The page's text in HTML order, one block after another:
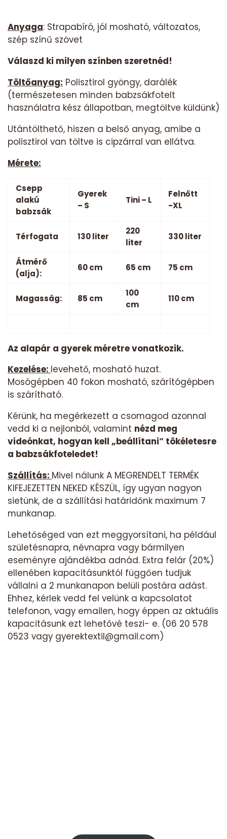
Anyaga: Strapabíró, jól mosható, változatos,
szép színű szövet
Válaszd ki milyen színben szeretnéd!
Töltőanyag: Polisztirol gyöngy, darálék
(természetesen minden babzsákfotelt
használatra kész állapotban, megtöltve küldünk)
Utántölthető, hiszen a belső anyag, amibe a
polisztirol van töltve is cipzárral van ellátva.
Mérete:
Csepp
alakú
babzsák
Gyerek
– S
Tini – L
Felnőtt
-XL
Térfogata 130 liter
220
liter
330 liter
Átmérő
(alja):
60 cm 65 cm 75 cm
Magasság: 85 cm
100
cm
110 cm
Az alapár a gyerek méretre vonatkozik.
Kezelése: levehető, mosható huzat.
Mosógépben 40 fokon mosható, szárítógépben
is szárítható.
Kérünk, ha megérkezett a csomagod azonnal
vedd ki a nejlonból, valamint nézd meg
videónkat, hogyan kell „beállítani” tökéletesre
a babzsákfoteledet!
Szállítás: Mivel nálunk A MEGRENDELT TERMÉK
KIFEJEZETTEN NEKED KÉSZÜL, így ugyan nagyon
sietünk, de a szállítási határidőnk maximum 7
munkanap.
Lehetőséged van ezt meggyorsítani, ha például
születésnapra, névnapra vagy bármilyen
eseményre ajándékba adnád. Extra felár (20%)
ellenében kapacitásunktól függően tudjuk
vállalni a 2 munkanapon belüli postára adást.
Ehhez, kérlek vedd fel velünk a kapcsolatot
telefonon, vagy emailen, hogy éppen az aktuális
kapacitásunk ezt lehetővé teszi- e. (06 20 578
0523 vagy gyerektextil@gmail.com)